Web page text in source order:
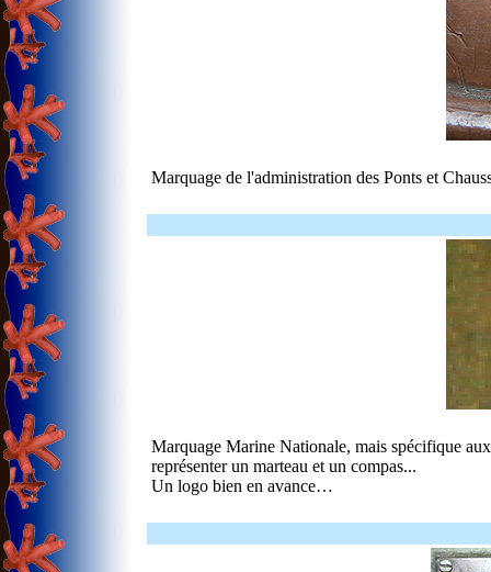
Marquage de l'administration des Ponts et
Marquage Marine Nationale, mais spécifique
représenter un marteau et un compas...
Un logo bien en avance…